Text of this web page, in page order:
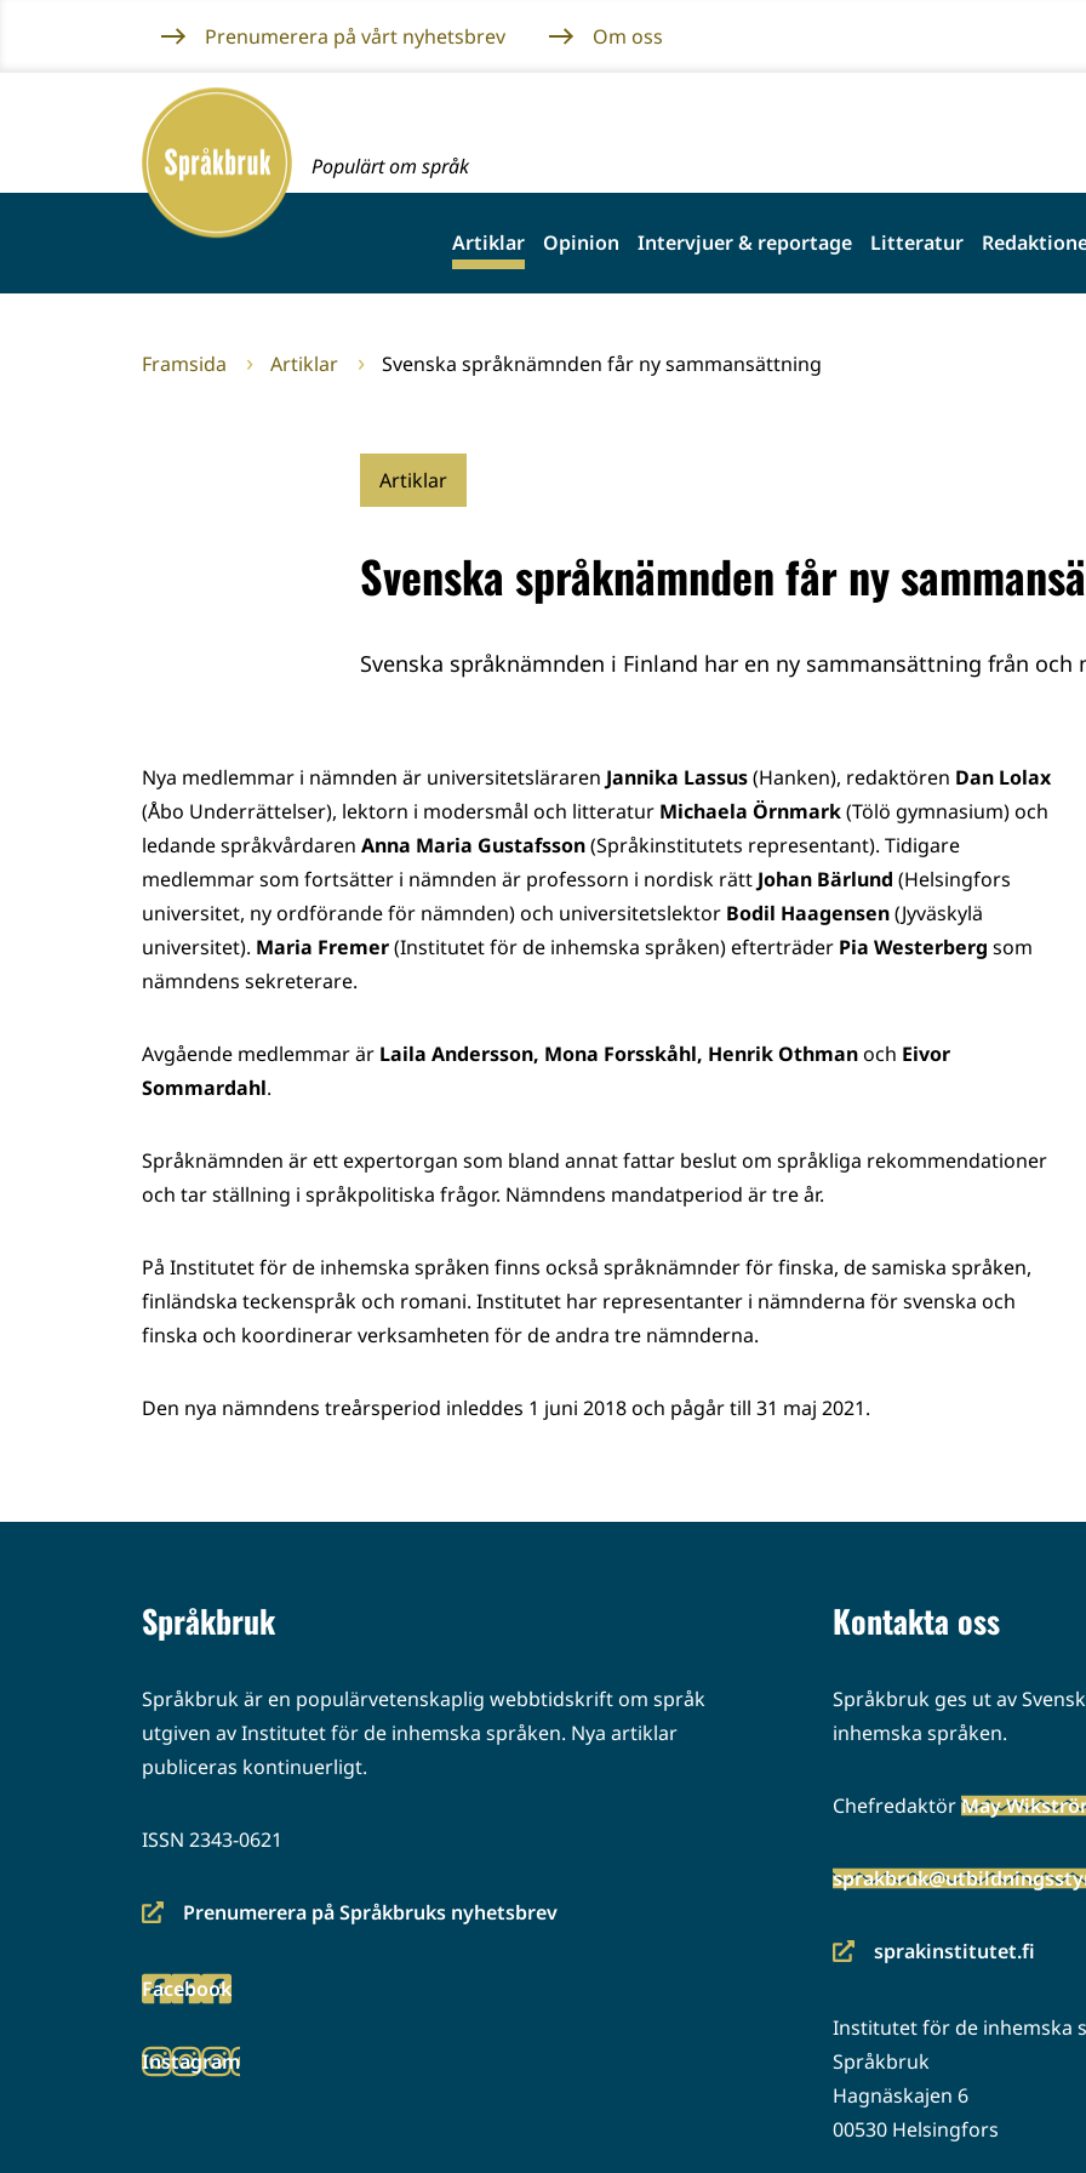
innehållet
Prenumerera på vårt nyhetsbrev Om oss
Framsida
Populärt om språk
Artiklar Opinion Intervjuer & reportage Litteratur
Framsida Artiklar Svenska språknämnden får ny sammansättning
Artiklar
Svenska språknämnden får ny
Svenska språknämnden i Finland har en ny sammansättning från och
Nya medlemmar i nämnden är universitetsläraren Jannika Lassus(Hanken), redaktören Dan Lolax
(Åbo Underrättelser), lektorn i modersmål och litteratur Michaela Örnmark(Tölö gymnasium) och
ledande språkvårdaren Anna Maria Gustafsson(Språkinstitutets representant). Tidigare
medlemmar som fortsätter i nämnden är professorn i nordisk rätt Johan Bärlund (Helsingfors
universitet, ny ordförande för nämnden) och universitetslektor Bodil Haagensen(Jyväskylä
universitet). Maria Fremer(Institutet för de inhemska språken) efterträder Pia Westerberg som
nämndens sekreterare.
Avgående medlemmar är Laila Andersson, Mona Forsskåhl, Henrik Othmanoch Eivor
Sommardahl.
Språknämnden är ett expertorgan som bland annat fattar beslut om språkliga rekommendationer
och tar ställning i språkpolitiska frågor. Nämndens mandatperiod är tre år.
På Institutet för de inhemska språken finns också språknämnder för finska, de samiska språken,
finländska teckenspråk och romani. Institutet har representanter i nämnderna för svenska och
finska och koordinerar verksamheten för de andra tre nämnderna.
Den nya nämndens treårsperiod inleddes 1 juni 2018 och pågår till 31 maj 2021.
Språkbruk
Språkbruk är en populärvetenskaplig webbtidskrift om språk
utgiven av Institutet för de inhemska språken. Nya artiklar
publiceras kontinuerligt.
ISSN 2343-0621
Prenumerera på Språkbruks nyhetsbrev
(siirryt
palveluun)
Facebook
(siirryt
palveluun)
Instagram
(siirryt
Kontakta oss
Språkbruk ges ut av
inhemska språken.
ChefredaktörMay
sprakinstitutet.fi
(siirryt
palveluun)
Institutet för de inhemska
Språkbruk
Hagnäskajen 6
00530 Helsingfors